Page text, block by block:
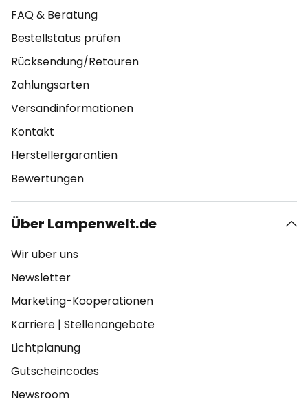
FAQ & Beratung
Bestellstatus prüfen
Rücksendung/Retouren
Zahlungsarten
Versandinformationen
Kontakt
Herstellergarantien
Bewertungen
Über Lampenwelt.de
Wir über uns
Newsletter
Marketing-Kooperationen
Karriere | Stellenangebote
Lichtplanung
Gutscheincodes
Newsroom